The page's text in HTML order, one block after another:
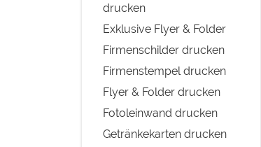
drucken
Exklusive Flyer & Folder
Firmenschilder drucken
Firmenstempel drucken
Flyer & Folder drucken
Fotoleinwand drucken
Getränkekarten drucken